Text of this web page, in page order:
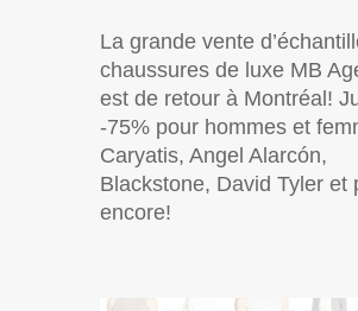
La grande vente
chaussures de luxe MB
est de retour à Montréal!
-75% pour hommes et
Caryatis, Angel Alarcón,
Blackstone, David Tyler et
encore!